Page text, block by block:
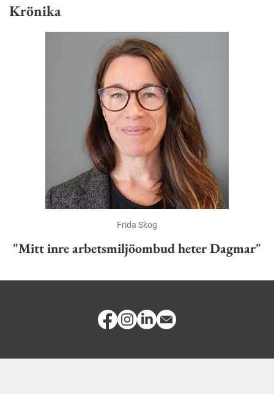
Krönika
Frida Skog
"Mitt inre arbetsmiljöombud heter Dagmar"